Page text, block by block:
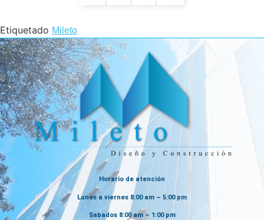
Etiquetado Mileto
Horario de atención
Lunes a viernes 8:00 am – 5:00 pm
Sabados 8:00 am – 1:00 pm